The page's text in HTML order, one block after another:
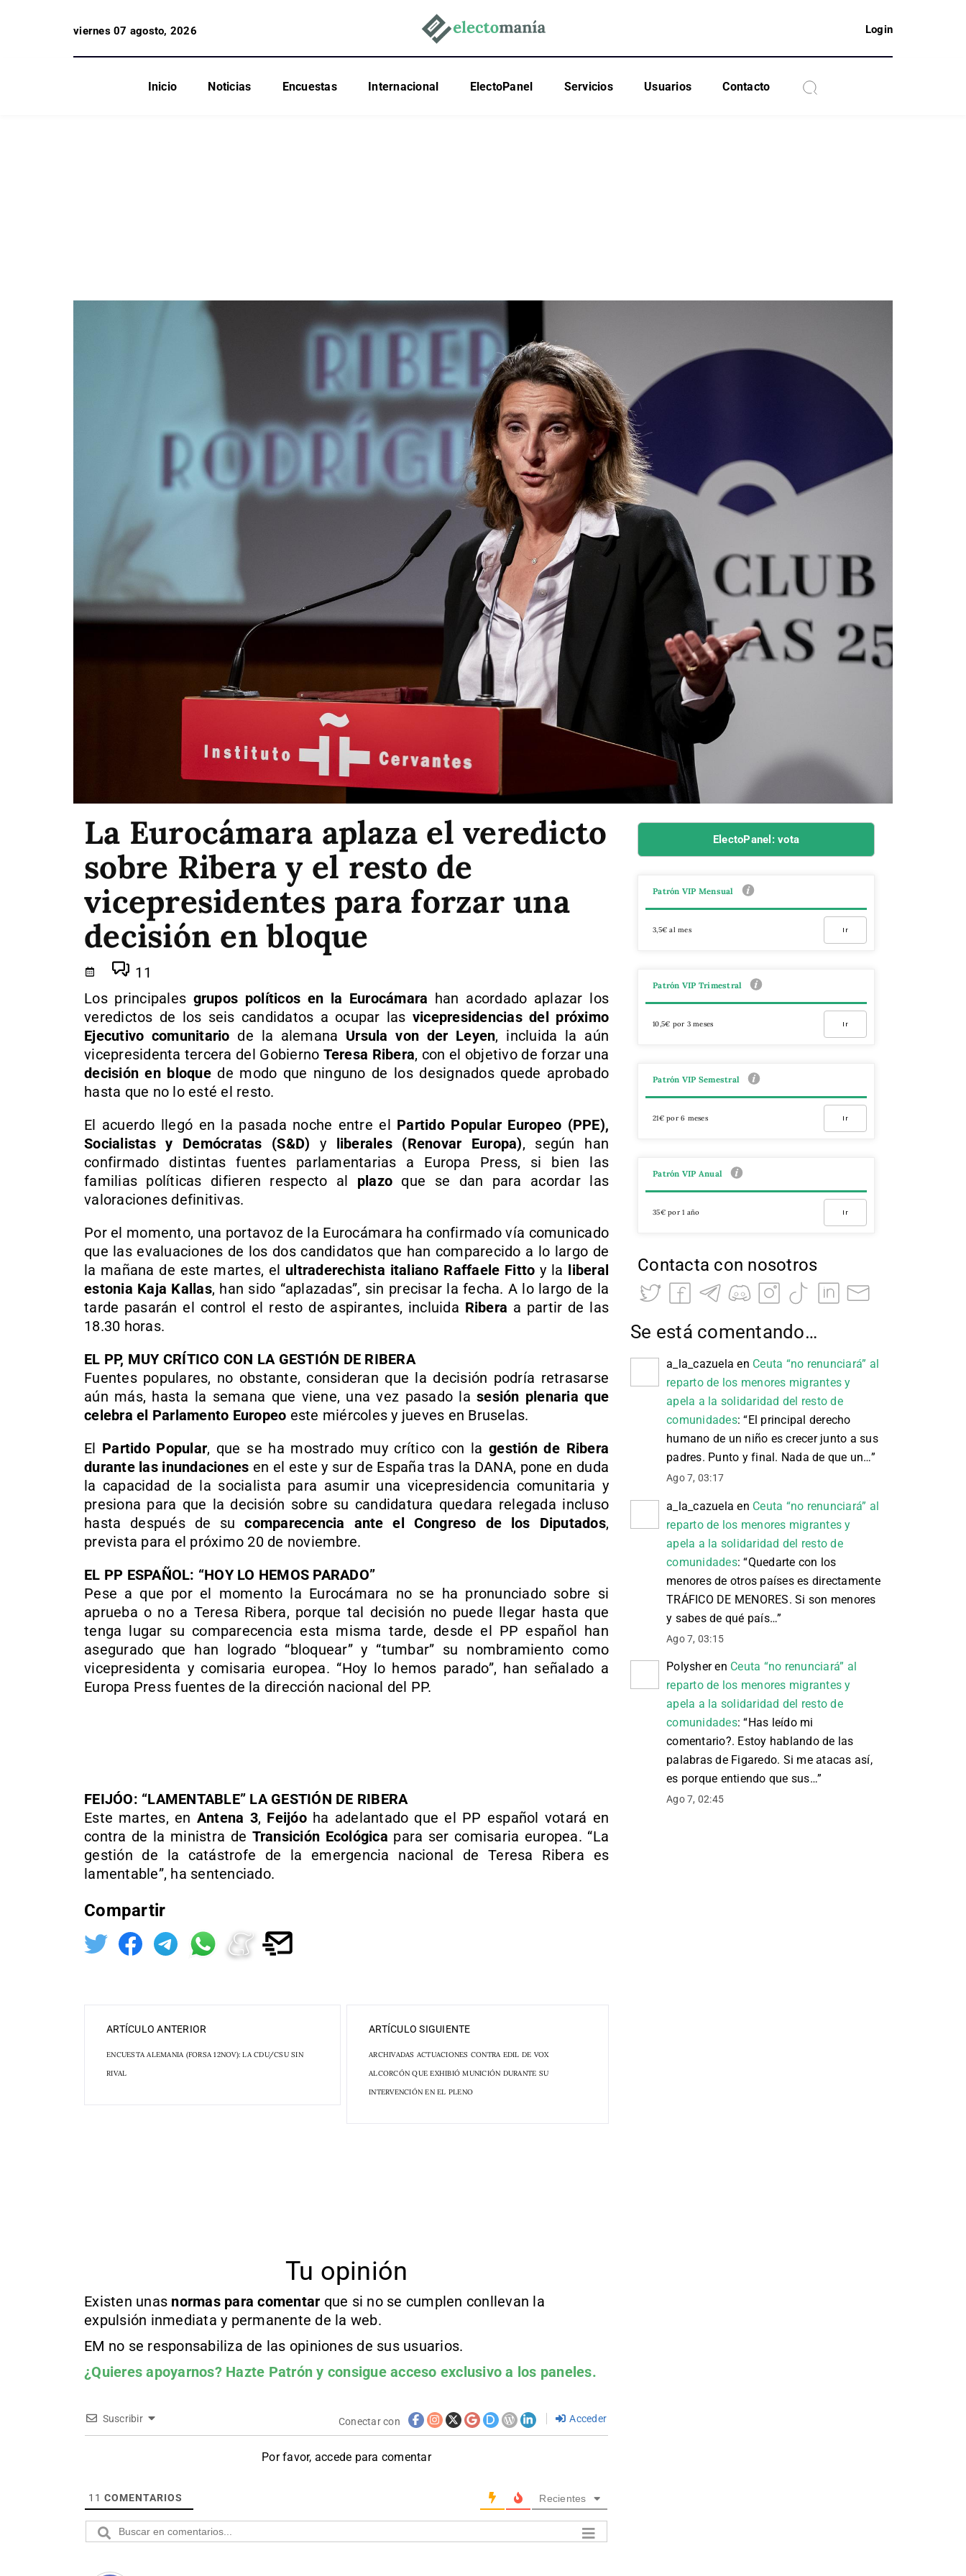
viernes 07 agosto, 2026 Login
Inicio Noticias Encuestas Internacional ElectoPanel Servicios Usuarios Contacto
La Eurocámara aplaza el veredicto
sobre Ribera y el resto de
vicepresidentes para forzar una
decisión en bloque
11
Los principales grupos políticos en la Eurocámara han acordado aplazar los
veredictos de los seis candidatos a ocupar las vicepresidencias del próximo
Ejecutivo comunitario de la alemana Ursula von der Leyen, incluida la aún
vicepresidenta tercera del Gobierno Teresa Ribera, con el objetivo de forzar una
decisión en bloquede modo que ninguno de los designados quede aprobado
hasta que no lo esté el resto.
El acuerdo llegó en la pasada noche entre el Partido Popular Europeo (PPE),
Socialistas y Demócratas (S&D) y liberales (Renovar Europa), según han
confirmado distintas fuentes parlamentarias a Europa Press, si bien las
familias políticas difieren respecto al plazo que se dan para acordar las
valoraciones definitivas.
Por el momento, una portavoz de la Eurocámara ha confirmado vía comunicado
que las evaluaciones de los dos candidatos que han comparecido a lo largo de
la mañana de este martes, el ultraderechista italiano Raffaele Fitto y la liberal
estonia Kaja Kallas, han sido “aplazadas”, sin precisar la fecha. A lo largo de la
tarde pasarán el control el resto de aspirantes, incluida Ribera a partir de las
18.30 horas.
EL PP, MUY CRÍTICO CON LA GESTIÓN DE RIBERA
Fuentes populares, no obstante, consideran que la decisión podría retrasarse
aún más, hasta la semana que viene, una vez pasado lasesión plenaria que
celebra el Parlamento Europeo este miércoles y jueves en Bruselas.
El Partido Popular, que se ha mostrado muy crítico con lagestión de Ribera
durante las inundaciones en el este y sur de España tras la DANA, pone en duda
la capacidad de la socialista para asumir una vicepresidencia comunitaria y
presiona para que la decisión sobre su candidatura quedara relegada incluso
hasta después de sucomparecencia ante el Congreso de los Diputados,
prevista para el próximo 20 de noviembre.
EL PP ESPAÑOL: “HOY LO HEMOS PARADO”
Pese a que por el momento la Eurocámara no se ha pronunciado sobre si
aprueba o no a Teresa Ribera, porque tal decisión no puede llegar hasta que
tenga lugar su comparecencia esta misma tarde, desde el PP español han
asegurado que han logrado “bloquear” y “tumbar” su nombramiento como
vicepresidenta y comisaria europea. “Hoy lo hemos parado”, han señalado a
Europa Press fuentes de la dirección nacional del PP.
FEIJÓO: “LAMENTABLE” LA GESTIÓN DE RIBERA
Este martes, en Antena 3, Feijóoha adelantado que el PP español votará en
contra de la ministra de Transición Ecológica para ser comisaria europea. “La
gestión de la catástrofe de la emergencia nacional de Teresa Ribera es
lamentable”, ha sentenciado.
Compartir
ARTÍCULO ANTERIOR
ENCUESTA ALEMANIA (FORSA 12NOV): LA CDU/CSU SIN
RIVAL
ARTÍCULO SIGUIENTE
ARCHIVADAS ACTUACIONES CONTRA EDIL DE VOX
ALCORCÓN QUE EXHIBIÓ MUNICIÓN DURANTE SU
INTERVENCIÓN EN EL PLENO
Tu opinión
Existen unas normas para comentar que si no se cumplen conllevan la
expulsión inmediata y permanente de la web.
EM no se responsabiliza de las opiniones de sus usuarios.
¿Quieres apoyarnos? Hazte Patrón y consigue acceso exclusivo a los paneles.
Suscribir Conectar con Acceder
Por favor, accede para comentar
11 COMENTARIOS Recientes
ElectoPanel: vota
Patrón VIP Mensual
3,5€ al mes Ir
Patrón VIP Trimestral
10,5€ por 3 meses Ir
Patrón VIP Semestral
21€ por 6 meses Ir
Patrón VIP Anual
35€ por 1 año Ir
Contacta con nosotros
Se está comentando…
a_la_cazuela en Ceuta “no renunciará” al
reparto de los menores migrantes y
apela a la solidaridad del resto de
comunidades: “El principal derecho
humano de un niño es crecer junto a sus
padres. Punto y final. Nada de que un…”
Ago 7, 03:17
a_la_cazuela en Ceuta “no renunciará” al
reparto de los menores migrantes y
apela a la solidaridad del resto de
comunidades: “Quedarte con los
menores de otros países es directamente
TRÁFICO DE MENORES. Si son menores
y sabes de qué país…”
Ago 7, 03:15
Polysheren Ceuta “no renunciará” al
reparto de los menores migrantes y
apela a la solidaridad del resto de
comunidades: “Has leído mi
comentario?. Estoy hablando de las
palabras de Figaredo. Si me atacas así,
es porque entiendo que sus…”
Ago 7, 02:45